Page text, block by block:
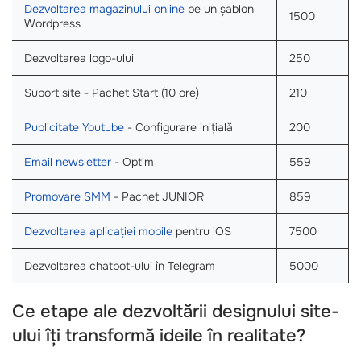
Dezvoltarea magazinului online pe un șablon
Wordpress
1500
Dezvoltarea logo-ului 250
Suport site - Pachet Start (10 ore) 210
Publicitate Youtube - Configurare inițială 200
Email newsletter - Optim 559
Promovare SMM - Pachet JUNIOR 859
Dezvoltarea aplicației mobile pentru iOS 7500
Dezvoltarea chatbot-ului în Telegram 5000
Ce etape ale dezvoltării designului site-
ului îți transformă ideile în realitate?